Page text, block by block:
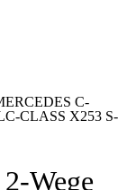
C-
CLASS X253 S-
Wege